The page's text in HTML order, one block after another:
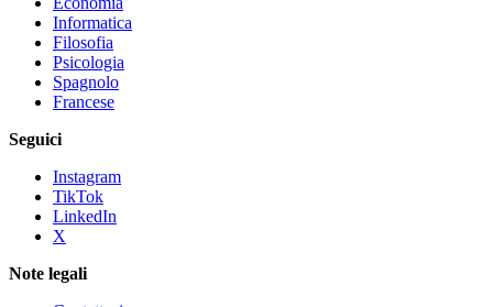
Informatica
Filosofia
Psicologia
Spagnolo
Francese
Seguici
Instagram
TikTok
LinkedIn
X
Note legali